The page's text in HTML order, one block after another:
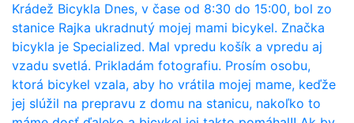
Krádež Bicykla Dnes, v čase od 8:30 do 15:00, bol zo
stanice Rajka ukradnutý mojej mami bicykel. Značka
bicykla je Specialized. Mal vpredu košík a vpredu aj
vzadu svetlá. Prikladám fotografiu. Prosím osobu,
ktorá bicykel vzala, aby ho vrátila mojej mame, keďže
jej slúžil na prepravu z domu na stanicu, nakoľko to